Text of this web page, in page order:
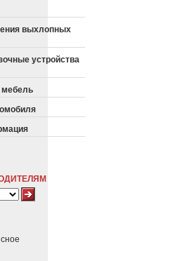
выхлопных
устройства
мебель